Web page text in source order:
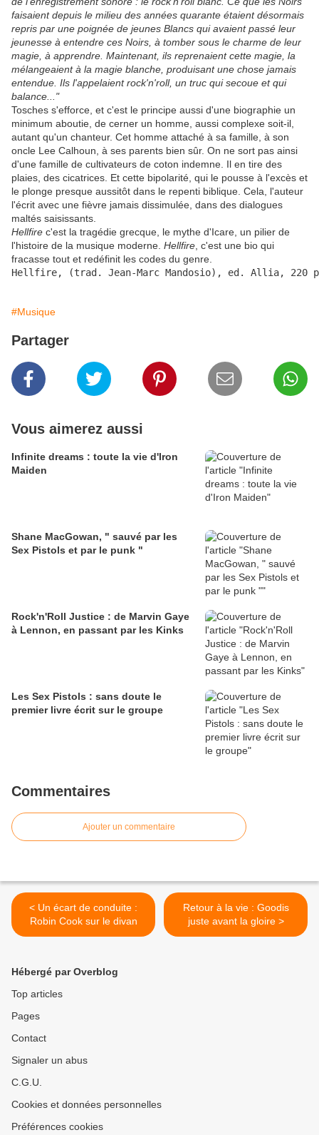
faisaient depuis le milieu des années quarante étaient désormais
repris par une poignée de jeunes Blancs qui avaient passé leur
jeunesse à entendre ces Noirs, à tomber sous le charme de leur
magie, à apprendre. Maintenant, ils reprenaient cette magie, la
mélangeaient à la magie blanche, produisant une chose jamais
entendue. Ils l'appelaient rock'n'roll, un truc qui secoue et qui
balance..."
Tosches s'efforce, et c'est le principe aussi d'une biographie un
minimum aboutie, de cerner un homme, aussi complexe soit-il,
autant qu'un chanteur. Cet homme attaché à sa famille, à son
oncle Lee Calhoun, à ses parents bien sûr. On ne sort pas ainsi
d'une famille de cultivateurs de coton indemne. Il en tire des
plaies, des cicatrices. Et cette bipolarité, qui le pousse à l'excès et
le plonge presque aussitôt dans le repenti biblique. Cela, l'auteur
l'écrit avec une fièvre jamais dissimulée, dans des dialogues
maltés saisissants.
Hellfire c'est la tragédie grecque, le mythe d'Icare, un pilier de
l'histoire de la musique moderne. Hellfire , c'est une bio qui
fracasse tout et redéfinit les codes du genre.
Hellfire, (trad. Jean-Marc Mandosio), ed. Allia, 220
#Musique
Partager
Vous aimerez aussi
Infinite dreams : toute la vie d'Iron
Maiden
Shane MacGowan, " sauvé par les
Sex Pistols et par le punk "
Rock'n'Roll Justice : de Marvin Gaye
à Lennon, en passant par les Kinks
Les Sex Pistols : sans doute le
premier livre écrit sur le groupe
Commentaires
Ajouter un commentaire
< Un écart de conduite :
Robin Cook sur le divan
Retour à la vie : Goodis
juste avant la gloire >
Hébergé par Overblog
Top articles
Pages
Contact
Signaler un abus
C.G.U.
Cookies et données personnelles
Préférences cookies